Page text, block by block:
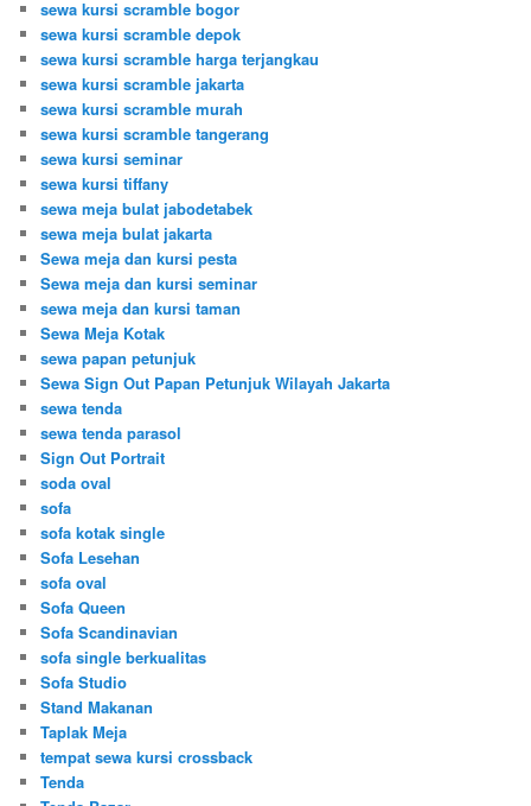
sewa kursi scramble bogor
sewa kursi scramble depok
sewa kursi scramble harga terjangkau
sewa kursi scramble jakarta
sewa kursi scramble murah
sewa kursi scramble tangerang
sewa kursi seminar
sewa kursi tiffany
sewa meja bulat jabodetabek
sewa meja bulat jakarta
Sewa meja dan kursi pesta
Sewa meja dan kursi seminar
sewa meja dan kursi taman
Sewa Meja Kotak
sewa papan petunjuk
Sewa Sign Out Papan Petunjuk Wilayah Jakarta
sewa tenda
sewa tenda parasol
Sign Out Portrait
soda oval
sofa
sofa kotak single
Sofa Lesehan
sofa oval
Sofa Queen
Sofa Scandinavian
sofa single berkualitas
Sofa Studio
Stand Makanan
Taplak Meja
tempat sewa kursi crossback
Tenda